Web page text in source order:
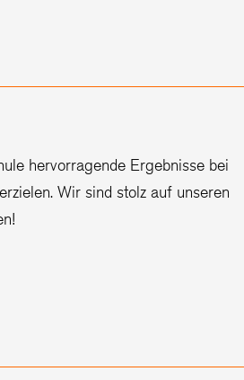
hervorragende Ergebnisse bei
Wir sind stolz auf unseren